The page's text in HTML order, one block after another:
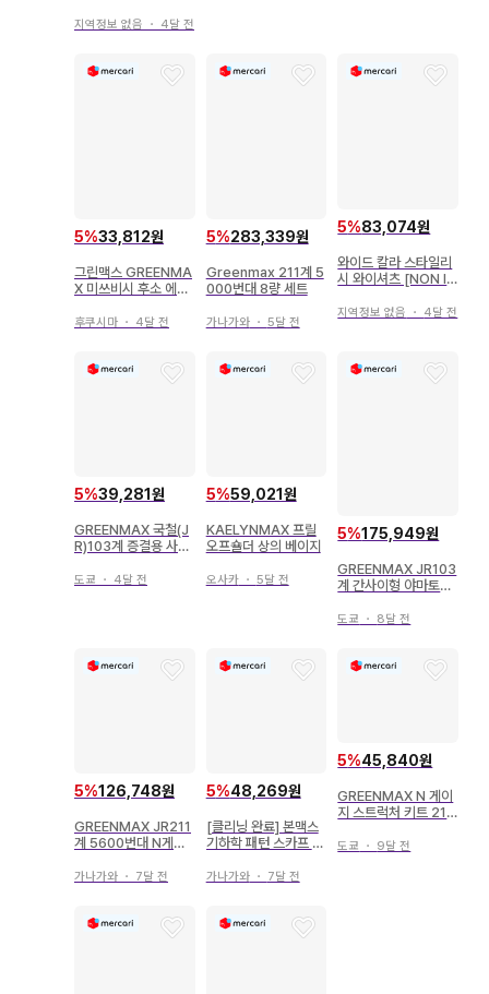
지역정보 없음 ・ 4달 전
5%33,812원
그린맥스 GREENMA
X 미쓰비시 후소 에어
스
후쿠시마 ・ 4달 전
5%283,339원
Greenmax 211계 5
000번대 8량 세트
가나가와・ 5달 전
5%83,074원
와이드 칼라 스타일리
시 와이셔츠 [NON IR
지역정보 없음 ・ 4달 전
5%39,281원
GREENMAX 국철(J
R)103계 증결용 사하
도쿄 ・ 4달 전
5%59,021원
KAELYNMAX 프릴
오프숄더 상의 베이지
오사카・ 5달 전
5%175,949원
GREENMAX JR103
계 간사이형 야마토지
도쿄 ・ 8달 전
5%126,748원
GREENMAX JR211
계 5600번대 N게이
가나가와 ・ 7달 전
5%48,269원
[클리닝 완료] 본맥스
기하학 패턴 스카프 핑
가나가와・ 7달 전
5%45,840원
GREENMAX N 게이
지 스트럭처 키트 213
도쿄 ・ 9달 전